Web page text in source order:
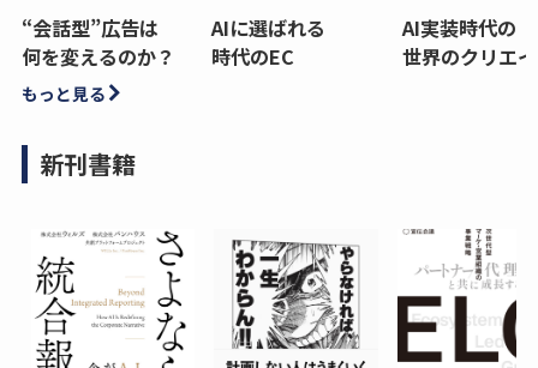
“会話型”広告は
何を変えるのか？
AIに選ばれる
時代のEC
AI実装時代の
世界のクリエ
もっと見る
新刊書籍